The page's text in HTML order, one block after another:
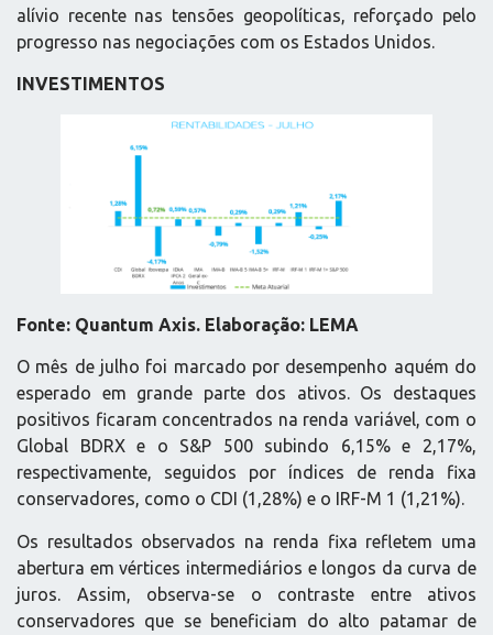
alívio recente nas tensões geopolíticas, reforçado pelo
progresso nas negociações com os Estados Unidos.
INVESTIMENTOS
Fonte: Quantum Axis. Elaboração: LEMA
O mês de julho foi marcado por desempenho aquém do
esperado em grande parte dos ativos. Os destaques
positivos ficaram concentrados na renda variável, com o
Global BDRX e o S&P 500 subindo 6,15% e 2,17%,
respectivamente, seguidos por índices de renda fixa
conservadores, como o CDI (1,28%) e o IRF-M 1 (1,21%).
Os resultados observados na renda fixa refletem uma
abertura em vértices intermediários e longos da curva de
juros. Assim, observa-se o contraste entre ativos
conservadores que se beneficiam do alto patamar de